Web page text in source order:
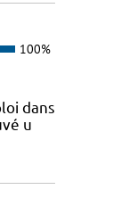
100%
dans
u